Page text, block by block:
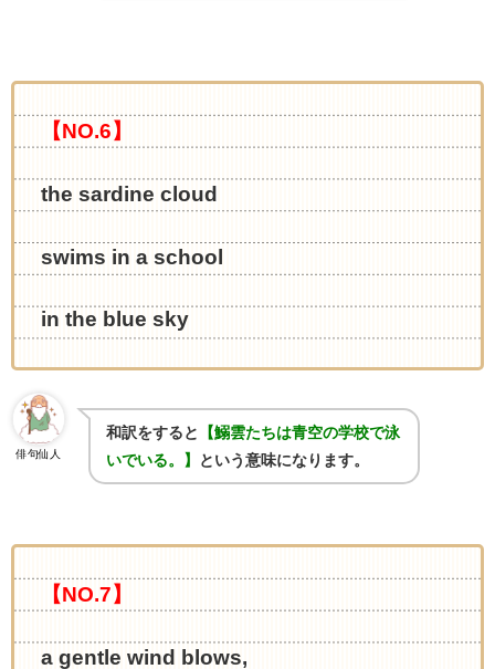
【NO.6】
the sardine cloud
swims in a school
in the blue sky
俳句仙人
和訳をすると
【鰯雲たちは青空の学校で泳
いでいる。】
という意味になります。
【NO.7】
a gentle wind blows,